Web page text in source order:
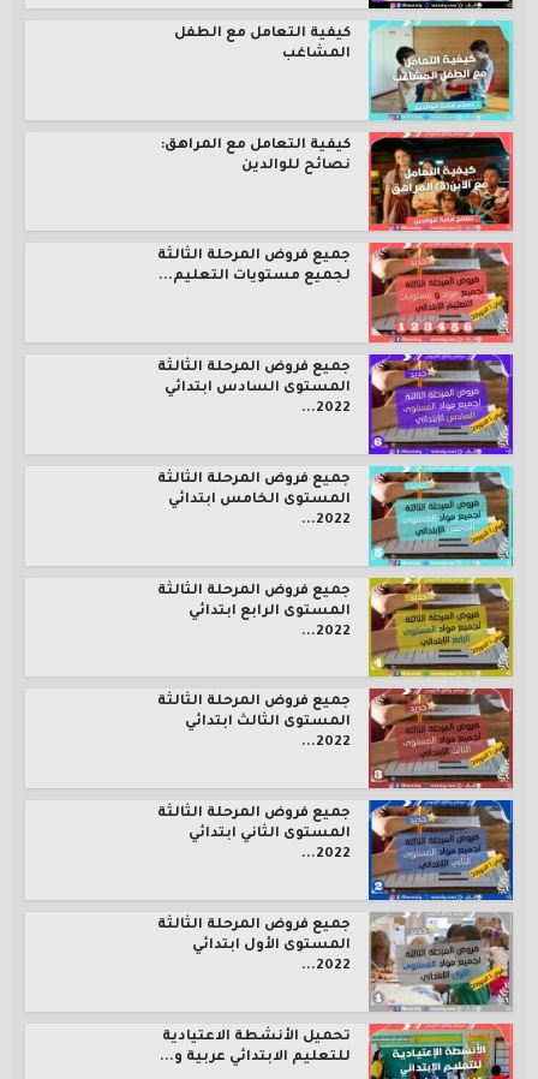
كيفية التعامل مع الطفل
المشاغب
كيفية التعامل مع المراهق:
نصائح للوالدين
جميع فروض المرحلة الثالثة
لجميع مستويات التعليم...
جميع فروض المرحلة الثالثة
المستوى السادس ابتدائي
2022...
جميع فروض المرحلة الثالثة
المستوى الخامس ابتدائي
2022...
جميع فروض المرحلة الثالثة
المستوى الرابع ابتدائي
2022...
جميع فروض المرحلة الثالثة
المستوى الثالث ابتدائي
2022...
جميع فروض المرحلة الثالثة
المستوى الثاني ابتدائي
2022...
جميع فروض المرحلة الثالثة
المستوى الأول ابتدائي
2022...
تحميل الأنشطة الاعتيادية
للتعليم الابتدائي عربية و...